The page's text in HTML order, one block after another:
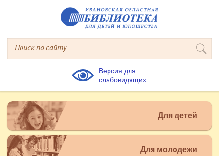
Версия для
слабовидящих
Для детей
Для молодежи